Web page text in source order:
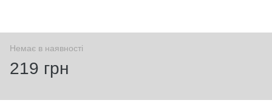
Немає в наявності
219 грн